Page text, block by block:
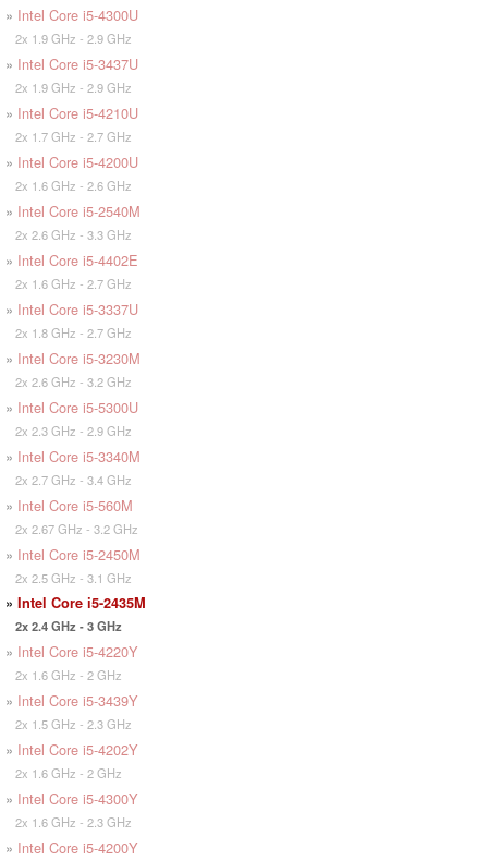
» Intel Core i5-4300U
2x 1.9 GHz - 2.9 GHz
» Intel Core i5-3437U
2x 1.9 GHz - 2.9 GHz
» Intel Core i5-4210U
2x 1.7 GHz - 2.7 GHz
» Intel Core i5-4200U
2x 1.6 GHz - 2.6 GHz
» Intel Core i5-2540M
2x 2.6 GHz - 3.3 GHz
» Intel Core i5-4402E
2x 1.6 GHz - 2.7 GHz
» Intel Core i5-3337U
2x 1.8 GHz - 2.7 GHz
» Intel Core i5-3230M
2x 2.6 GHz - 3.2 GHz
» Intel Core i5-5300U
2x 2.3 GHz - 2.9 GHz
» Intel Core i5-3340M
2x 2.7 GHz - 3.4 GHz
» Intel Core i5-560M
2x 2.67 GHz - 3.2 GHz
» Intel Core i5-2450M
2x 2.5 GHz - 3.1 GHz
» Intel Core i5-2435M
2x 2.4 GHz - 3 GHz
» Intel Core i5-4220Y
2x 1.6 GHz - 2 GHz
» Intel Core i5-3439Y
2x 1.5 GHz - 2.3 GHz
» Intel Core i5-4202Y
2x 1.6 GHz - 2 GHz
» Intel Core i5-4300Y
2x 1.6 GHz - 2.3 GHz
» Intel Core i5-4200Y